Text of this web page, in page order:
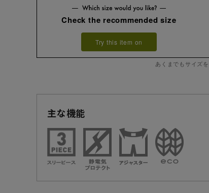
Check the recommended size
Try this item on
あくまでもサイズ
主な機能